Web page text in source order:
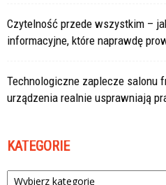
Czytelność przede wszystkim –
informacyjne, które naprawdę
Technologiczne zaplecze salonu
urządzenia realnie usprawniają
KATEGORIE
Kategorie